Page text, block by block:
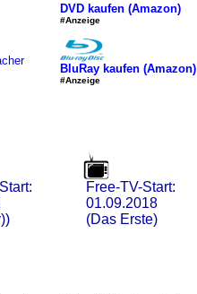
DVD kaufen (Amazon)
#Anzeige
BluRay kaufen (Amazon)
#Anzeige
Free-TV-Start:
01.09.2018
(Das Erste)